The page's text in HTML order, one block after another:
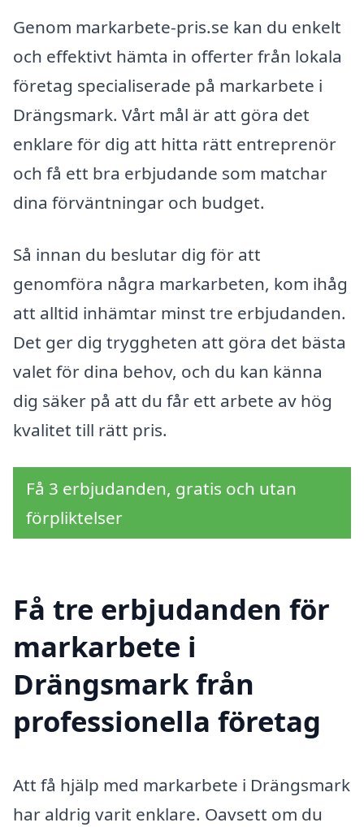
Genom markarbete-pris.se kan du enkelt
och effektivt hämta in offerter från lokala
företag specialiserade på markarbete i
Drängsmark. Vårt mål är att göra det
enklare för dig att hitta rätt entreprenör
och få ett bra erbjudande som matchar
dina förväntningar och budget.
Så innan du beslutar dig för att
genomföra några markarbeten, kom ihåg
att alltid inhämtar minst tre erbjudanden.
Det ger dig tryggheten att göra det bästa
valet för dina behov, och du kan känna
dig säker på att du får ett arbete av hög
kvalitet till rätt pris.
Få 3 erbjudanden, gratis och utan
förpliktelser
Få tre erbjudanden för
markarbete i
Drängsmark från
professionella företag
Att få hjälp med markarbete i Drängsmark
har aldrig varit enklare. Oavsett om du